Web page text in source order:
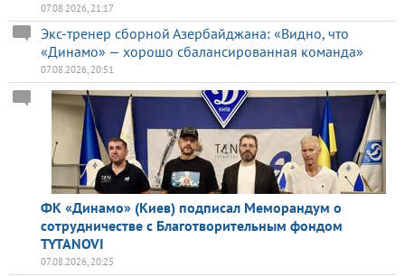
07.08.2026, 21:17
Экс-тренер сборной Азербайджана: «Видно, что
«Динамо» — хорошо сбалансированная команда»
07.08.2026, 20:51
ФК «Динамо» (Киев) подписал Меморандум о
сотрудничестве с Благотворительным фондом
TYTANOVI
07.08.2026, 20:25